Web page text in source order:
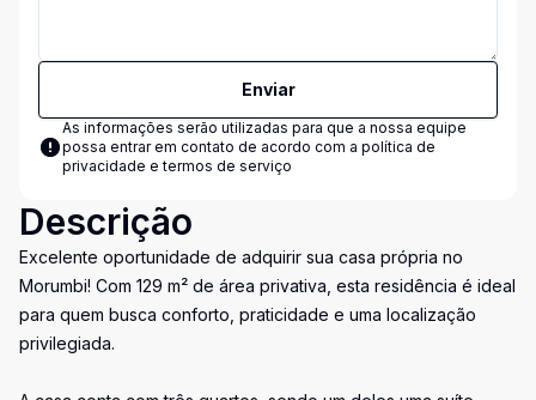
Enviar
As informações serão utilizadas para que a nossa equipe
possa entrar em contato de acordo com a política de
privacidade e termos de serviço
Descrição
Excelente oportunidade de adquirir sua casa própria no
Morumbi! Com 129 m² de área privativa, esta residência é ideal
para quem busca conforto, praticidade e uma localização
privilegiada.